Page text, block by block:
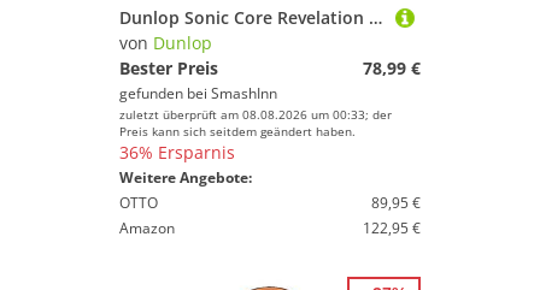
Dunlop Sonic Core Revelation 125 Squash Racket Silber
von Dunlop
Bester Preis
78,99 €
gefunden bei SmashInn
zuletzt überprüft am 08.08.2026 um 00:33; der
Preis kann sich seitdem geändert haben.
36% Ersparnis
Weitere Angebote:
OTTO
89,95 €
Amazon
122,95 €